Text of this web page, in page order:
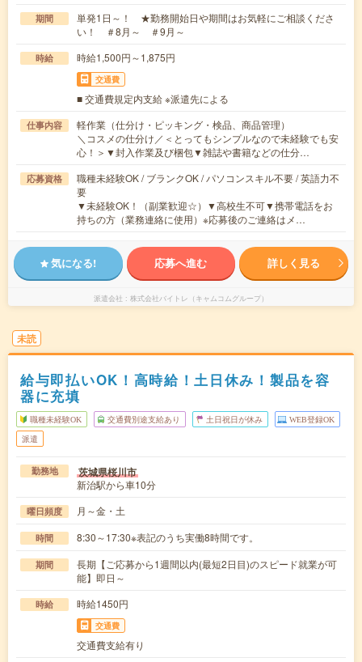
期間
単発1日～！ ★勤務開始日や期間はお気軽にご相談くださ
い！ ＃8月～ ＃9月～
時給 時給1,500円～1,875円
交通費
■ 交通費規定内支給 ※派遣先による
仕事内容
軽作業（仕分け・ピッキング・検品、商品管理）
＼コスメの仕分け／＜とってもシンプルなので未経験でも安
心！＞▼封入作業及び梱包▼雑誌や書籍などの仕分…
応募資格
職種未経験OK / ブランクOK / パソコンスキル不要 / 英語力不
要
▼未経験OK！（副業歓迎☆）▼高校生不可▼携帯電話をお
持ちの方（業務連絡に使用）※応募後のご連絡はメ…
気になる! 応募へ進む 詳しく見る
派遣会社 株式会社バイトレ（キャムコムグループ）
未読
給与即払いOK！高時給！土日休み！製品を容
器に充填
職種未経験OK 交通費別途支給あり 土日祝日が休み WEB登録OK
派遣
勤務地 茨城県桜川市
新治駅から車10分
曜日頻度 月～金・土
時間 8:30～17:30※表記のうち実働8時間です。
期間
長期【ご応募から1週間以内(最短2日目)のスピード就業が可
能】即日～
時給 時給1450円
交通費
交通費支給有り